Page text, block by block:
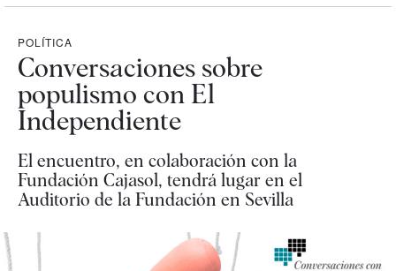
POLÍTICA
Conversaciones sobre
populismo con El
Independiente
El encuentro, en colaboración con la
Fundación Cajasol, tendrá lugar en el
Auditorio de la Fundación en Sevilla